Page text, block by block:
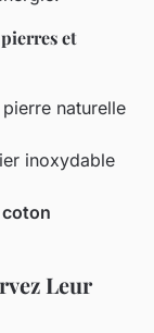
et
naturelle
inoxydable
Leur